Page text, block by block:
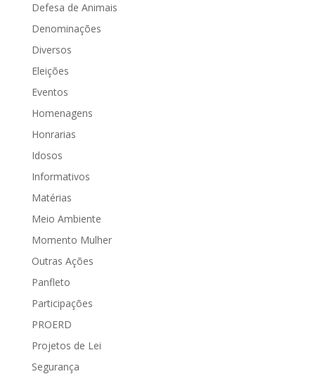
Defesa de Animais
Denominações
Diversos
Eleições
Eventos
Homenagens
Honrarias
Idosos
Informativos
Matérias
Meio Ambiente
Momento Mulher
Outras Ações
Panfleto
Participações
PROERD
Projetos de Lei
Segurança